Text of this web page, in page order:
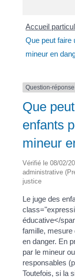
Accueil
Que peut faire
mineur en
Question-réponse
Que
enfants
mineur
Vérifié le 08/02/
administrative
justice
Le juge des
éducative</
famille, mesure
en danger. En
par le mineur
responsables
Toutefois, si la